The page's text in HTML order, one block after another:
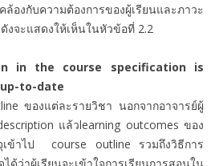
กับความต้องการของผู้เรียนและภาวะ
งจะแสดงให้เห็นในหัวข้อที่ 2.2
in the course specification is
to-date
ของแต่ละรายวิชา นอกจากอาจารย์ผู้
แล้วlearning outcomes ของ
เข้าไป course outline รวมถึงวิธีการ
ว่าผู้เรียนจะเข้าใจการเรียนการสอนใน